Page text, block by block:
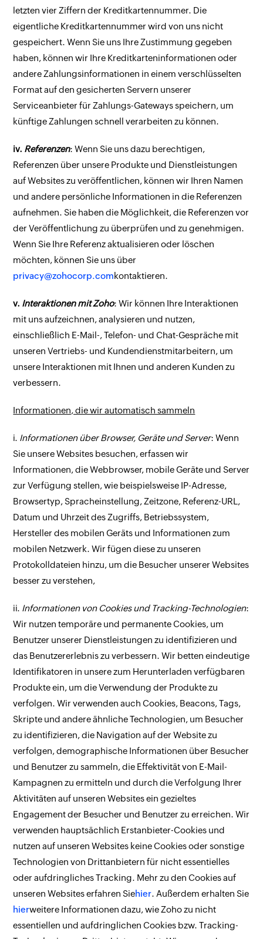
letzten vier Ziffern der Kreditkartennummer. Die
eigentliche Kreditkartennummer wird von uns nicht
gespeichert. Wenn Sie uns Ihre Zustimmung gegeben
haben, können wir Ihre Kreditkarteninformationen oder
andere Zahlungsinformationen in einem verschlüsselten
Format auf den gesicherten Servern unserer
Serviceanbieter für Zahlungs-Gateways speichern, um
künftige Zahlungen schnell verarbeiten zu können.
iv. Referenzen: Wenn Sie uns dazu berechtigen,
Referenzen über unsere Produkte und Dienstleistungen
auf Websites zu veröffentlichen, können wir Ihren Namen
und andere persönliche Informationen in die Referenzen
aufnehmen. Sie haben die Möglichkeit, die Referenzen vor
der Veröffentlichung zu überprüfen und zu genehmigen.
Wenn Sie Ihre Referenz aktualisieren oder löschen
möchten, können Sie uns über
privacy@zohocorp.comkontaktieren.
v. Interaktionen mit Zoho: Wir können Ihre Interaktionen
mit uns aufzeichnen, analysieren und nutzen,
einschließlich E-Mail-, Telefon- und Chat-Gespräche mit
unseren Vertriebs- und Kundendienstmitarbeitern, um
unsere Interaktionen mit Ihnen und anderen Kunden zu
verbessern.
Informationen, die wir automatisch sammeln
i. Informationen über Browser, Geräte und Server: Wenn
Sie unsere Websites besuchen, erfassen wir
Informationen, die Webbrowser, mobile Geräte und Server
zur Verfügung stellen, wie beispielsweise IP-Adresse,
Browsertyp, Spracheinstellung, Zeitzone, Referenz-URL,
Datum und Uhrzeit des Zugriffs, Betriebssystem,
Hersteller des mobilen Geräts und Informationen zum
mobilen Netzwerk. Wir fügen diese zu unseren
Protokolldateien hinzu, um die Besucher unserer Websites
besser zu verstehen,
ii. Informationen von Cookies und Tracking-Technologien:
Wir nutzen temporäre und permanente Cookies, um
Benutzer unserer Dienstleistungen zu identifizieren und
das Benutzererlebnis zu verbessern. Wir betten eindeutige
Identifikatoren in unsere zum Herunterladen verfügbaren
Produkte ein, um die Verwendung der Produkte zu
verfolgen. Wir verwenden auch Cookies, Beacons, Tags,
Skripte und andere ähnliche Technologien, um Besucher
zu identifizieren, die Navigation auf der Website zu
verfolgen, demographische Informationen über Besucher
und Benutzer zu sammeln, die Effektivität von E-Mail-
Kampagnen zu ermitteln und durch die Verfolgung Ihrer
Aktivitäten auf unseren Websites ein gezieltes
Engagement der Besucher und Benutzer zu erreichen. Wir
verwenden hauptsächlich Erstanbieter-Cookies und
nutzen auf unseren Websites keine Cookies oder sonstige
Technologien von Drittanbietern für nicht essentielles
oder aufdringliches Tracking. Mehr zu den Cookies auf
unseren Websites erfahren Siehier. Außerdem erhalten Sie
hierweitere Informationen dazu, wie Zoho zu nicht
essentiellen und aufdringlichen Cookies bzw. Tracking-